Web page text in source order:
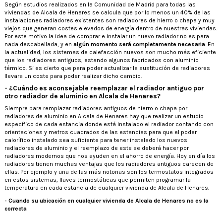
Según estudios realizados en la Comunidad de Madrid para todas las
viviendas de Alcala de Henares se calcula que por lo menos un 40% de las
instalaciones radiadores existentes son radiadores de hierro o chapa y muy
viejos que generan costes elevados de energía dentro de nuestras viviendas.
Por este motivo la idea de comprar e instalar un nuevo radiador no es para
nada descabellada, y en algún momento será completamente necesaria . En
la actualidad, los sistemas de calefacción nuevos son mucho más eficiente
que los radiadores antiguos, estando algunos fabricados con aluminio
térmico. Si es cierto que para poder actualizar la sustitución de radiadores
llevara un coste para poder realizar dicho cambio.
- ¿Cuándo es aconsejable reemplazar el radiador antiguo por
otro radiador de aluminio en Alcala de Henares?
Siempre para remplazar radiadores antiguos de hierro o chapa por
radiadores de aluminio en Alcala de Henares hay que realizar un estudio
específico de cada estancia donde está instalado el radiador contando con
orientaciones y metros cuadrados de las estancias para que el poder
calorífico instalado sea suficiente para tener instalado los nuevos
radiadores de aluminio y el reemplazo de este se deberá hacer por
radiadores modernos que nos ayuden en el ahorro de energía. Hoy en día los
radiadores tienen muchas ventajas que los radiadores antiguos carecen de
ellas. Por ejemplo y una de las más notorias son los termostatos integrados
en estos sistemas, llaves termostáticas que permiten programar la
temperatura en cada estancia de cualquier vivienda de Alcala de Henares.
- Cuando su ubicación en cualquier vivienda de Alcala de Henares no es la
correcta